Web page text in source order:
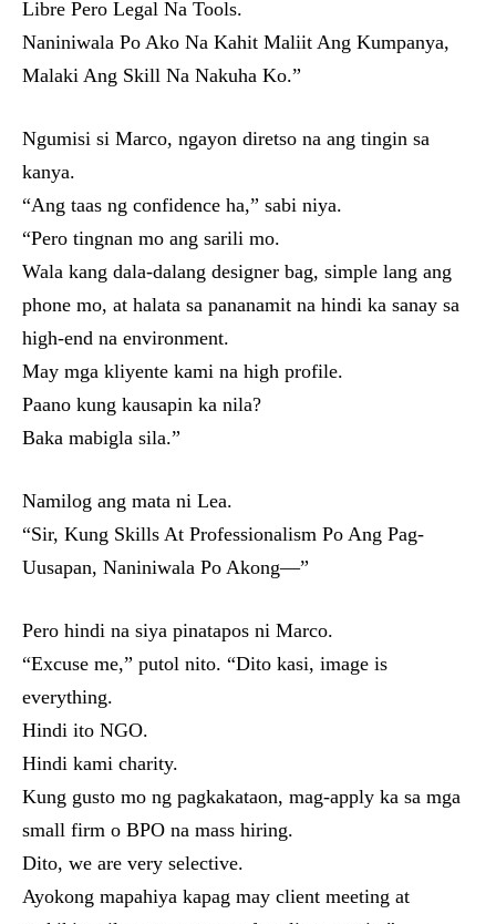
Libre Pero Legal Na Tools.
Naniniwala Po Ako Na Kahit Maliit Ang Kumpanya,
Malaki Ang Skill Na Nakuha Ko.”
Ngumisi si Marco, ngayon diretso na ang tingin sa
kanya.
“Ang taas ng confidence ha,” sabi niya.
“Pero tingnan mo ang sarili mo.
Wala kang dala-dalang designer bag, simple lang ang
phone mo, at halata sa pananamit na hindi ka sanay sa
high-end na environment.
May mga kliyente kami na high profile.
Paano kung kausapin ka nila?
Baka mabigla sila.”
Namilog ang mata ni Lea.
“Sir, Kung Skills At Professionalism Po Ang Pag-
Uusapan, Naniniwala Po Akong—”
Pero hindi na siya pinatapos ni Marco.
“Excuse me,” putol nito. “Dito kasi, image is
everything.
Hindi ito NGO.
Hindi kami charity.
Kung gusto mo ng pagkakataon, mag-apply ka sa mga
small firm o BPO na mass hiring.
Dito, we are very selective.
Ayokong mapahiya kapag may client meeting at